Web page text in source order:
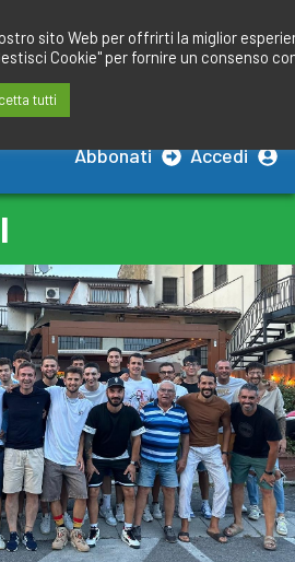
Abbonati Accedi
sito Web per offrirti la miglior
Cookie" per fornire un consenso
tutti